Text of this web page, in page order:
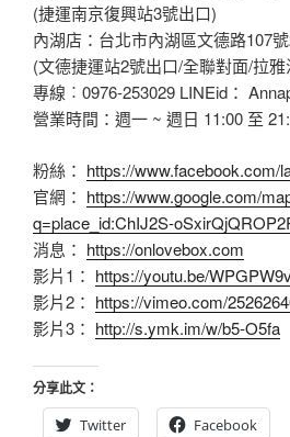
(捷運南京復興站3號出口)
內湖店：台北市內湖區文德路107
(文德捷運站2號出口/全聯對面/拉
專線︰0976-253029 LINEid：
營業時間：週一 ~ 週日 11:00 至
粉絲： https://www.facebook.com/
官網： https://www.google.com/
q=place_id:ChIJ2S-
消息： https://onlovebox.com
影片1： https://youtu.be/
影片2： https://vimeo.com/
影片3： http://s.ymk.im/w/b5-O5fa
分享此文：
Twitter
Facebook